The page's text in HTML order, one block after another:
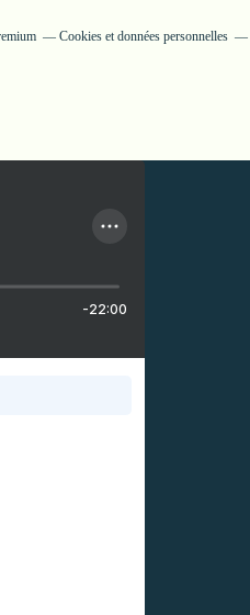
Cookies et données personnelles
-22:00